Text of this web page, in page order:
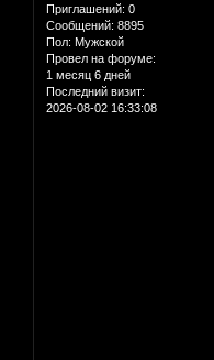
Приглашений: 0
Сообщений: 8895
Пол: Мужской
Провел на форуме:
1 месяц 6 дней
Последний визит:
2026-08-02 16:33:08